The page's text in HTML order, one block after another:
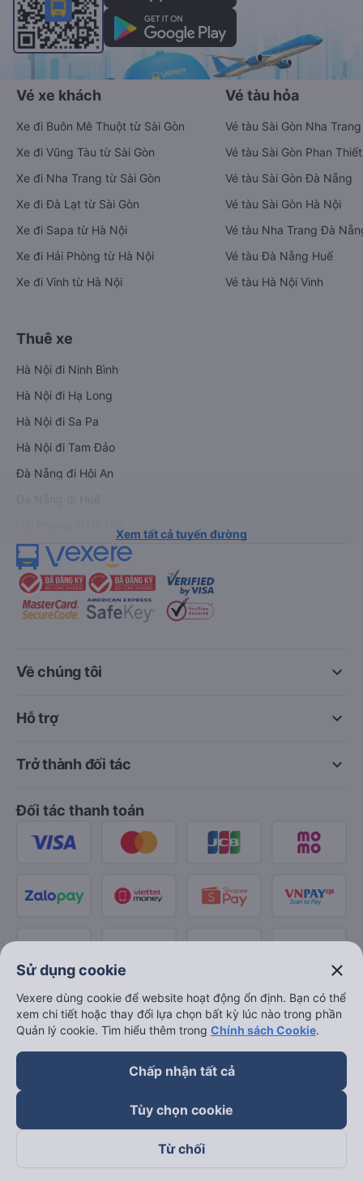
Vé xe khách
Xe đi Buôn Mê Thuột từ Sài Gòn
Xe đi Vũng Tàu từ Sài Gòn
Xe đi Nha Trang từ Sài Gòn
Xe đi Đà Lạt từ Sài Gòn
Xe đi Sapa từ Hà Nội
Xe đi Hải Phòng từ Hà Nội
Xe đi Vinh từ Hà Nội
Vé tàu hỏa
Vé tàu Sài Gòn Nha Trang
Vé tàu Sài Gòn Phan Thiết
Vé tàu Sài Gòn Đà Nẵng
Vé tàu Sài Gòn Hà Nội
Vé tàu Nha Trang Đà
Vé tàu Đà Nẵng Huế
Vé tàu Hà Nội Vinh
Thuê xe
Hà Nội đi Ninh Bình
Hà Nội đi Hạ Long
Hà Nội đi Sa Pa
Hà Nội đi Tam Đảo
Đà Nẵng đi Hội An
Xem tất cả tuyến đường
keyboard_arrow_down
Về chúng tôi
keyboard_arrow_down
Hỗ trợ
keyboard_arrow_down
Trở thành đối tác
Đối tác thanh toán
Sử dụng cookie close
Vexere dùng cookie để website hoạt động ổn định. Bạn có thể
xem chi tiết hoặc thay đổi lựa chọn bất kỳ lúc nào trong phần
Quản lý cookie. Tìm hiểu thêm trong Chính sách Cookie.
Chấp nhận tất cả
Tùy chọn cookie
Từ chối